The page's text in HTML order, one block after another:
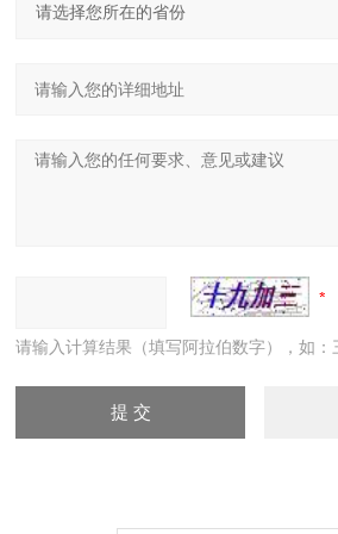
请输入计算结果（填写阿拉伯数字），如：